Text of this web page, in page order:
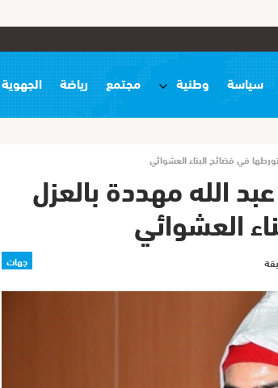
سياسة وطنية مجتمع رياضة الجهوية TV
في فضائح البناء العشوائي
الله مهددة بالعزل
العشوائي
جهات